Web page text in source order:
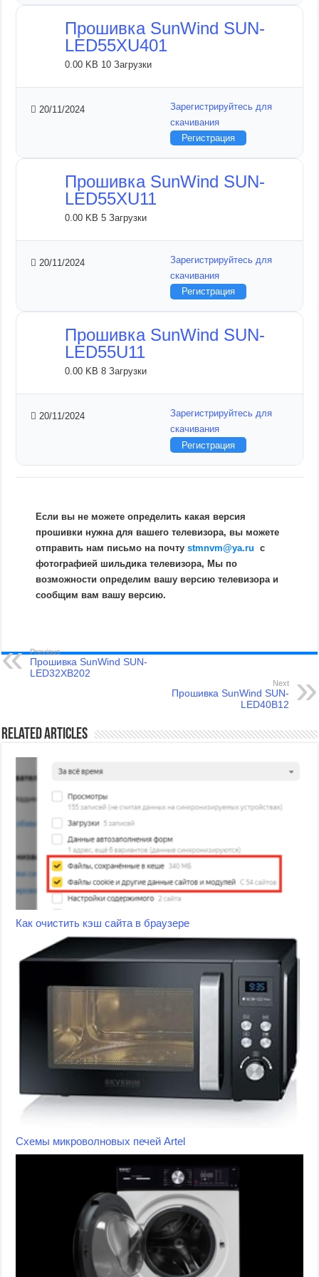
Прошивка SunWind SUN-
LED55XU401
0.00 KB 10 Загрузки
20/11/2024
Зарегистрируйтесь для
скачивания
Регистрация
Прошивка SunWind SUN-
LED55XU11
0.00 KB5 Загрузки
20/11/2024
Зарегистрируйтесь для
скачивания
Регистрация
Прошивка SunWind SUN-
LED55U11
0.00 KB8 Загрузки
20/11/2024
Зарегистрируйтесь для
скачивания
Регистрация
Если вы не можете определить какая версия
прошивки нужна для вашего телевизора, вы можете
отправить нам письмо на почтуstmnvm@ya.ru c
фотографией шильдика телевизора, Мы по
возможности определим вашу версию телевизора и
сообщим вам вашу версию.
Previous
Прошивка SunWind SUN-
LED32XB202
Next
Прошивка SunWind SUN-
LED40B12
Related Articles
Как очистить кэш сайта в браузере
Схемы микроволновых печей Artel